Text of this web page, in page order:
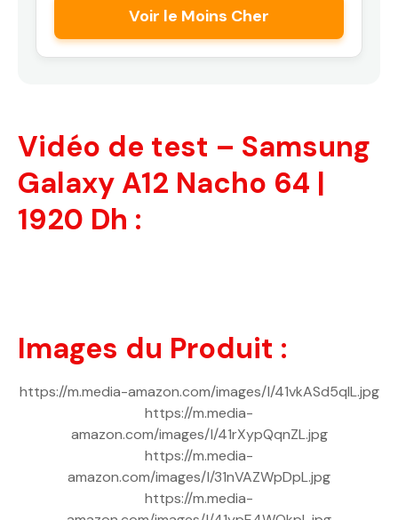
Voir le Moins Cher
Vidéo de test – Samsung
Galaxy A12 Nacho 64 |
1920 Dh :
Images du Produit :
https://m.media-amazon.com/images/I/41vkASd5qIL.jpg
https://m.media-
amazon.com/images/I/41rXypQqnZL.jpg
https://m.media-
amazon.com/images/I/31nVAZWpDpL.jpg
https://m.media-